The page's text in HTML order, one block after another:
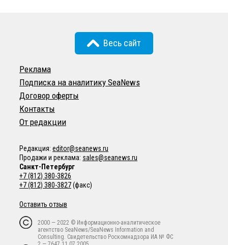
Весь сайт
Реклама
Подписка на аналитику SeaNews
Договор оферты
Контакты
От редакции
Редакция: editor@seanews.ru
Продажи и реклама: sales@seanews.ru
Санкт-Петербург
+7 (812) 380-3826
+7 (812) 380-3827(факс)
Оставить отзыв
2000 — 2022 © Информационно-аналитическое
агентство SeaNews/SeaNews Information and
Consulting. Свидетельство Роскомнадзора ИА № ФС